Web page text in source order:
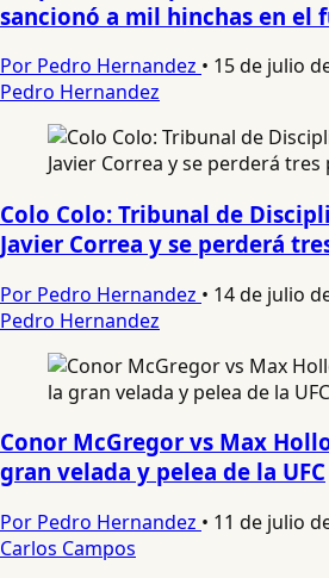
sancionó a mil hinchas en el
Por Pedro Hernandez • 15 de julio
Pedro Hernandez
Colo Colo: Tribunal de
Javier Correa y se perderá
Por Pedro Hernandez • 14 de julio
Pedro Hernandez
Conor McGregor vs Max
gran velada y pelea de la UFC
Por Pedro Hernandez • 11 de julio
Carlos Campos